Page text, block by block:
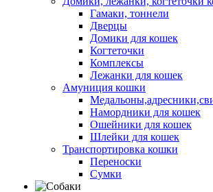
Гамаки, тоннели
Дверцы
Домики для кошек
Когтеточки
Комплексы
Лежанки для кошек
Амуниция кошки
Намордники для кошек
Ошейники для кошек
Шлейки для кошек
Транспортировка кошки
Переноски
Сумки